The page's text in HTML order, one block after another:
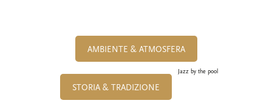
AMBIENTE & ATMOSFERA
STORIA & TRADIZIONE
Jazz by the pool